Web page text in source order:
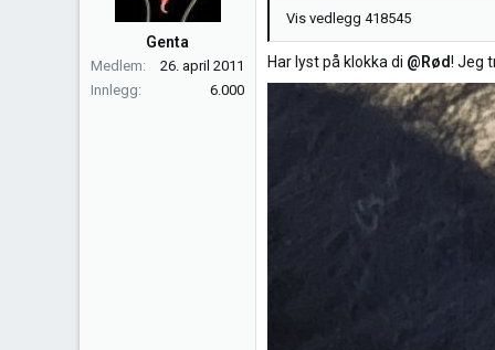
Genta
Medlem
26. april 2011
Innlegg
6.000
Vis vedlegg 418545
Har lyst på klokka di @Rød! Jeg